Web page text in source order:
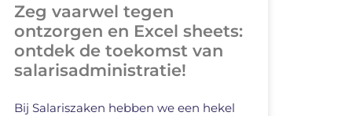
Zeg vaarwel tegen
ontzorgen en Excel sheets:
ontdek de toekomst van
salarisadministratie!
Bij Salariszaken hebben we een hekel